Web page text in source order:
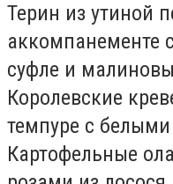
Терин из утиной
суфле и
Королевские
темпуре с
Картофельные